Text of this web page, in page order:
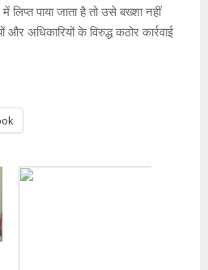
में लिप्त पाया जाता है तो उसे बख्शा नहीं
और अधिकारियों के विरुद्ध कठोर कार्रवाई